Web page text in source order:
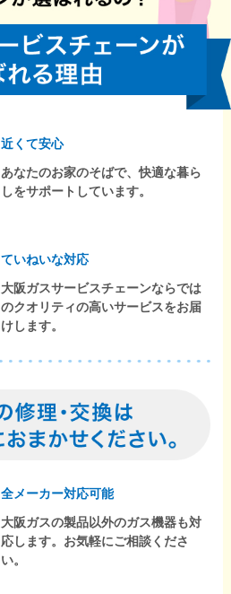
近くて安心
あなたのお家のそばで、快適な暮ら
しをサポートしています。
ていねいな対応
大阪ガスサービスチェーンならでは
のクオリティの高いサービスをお届
けします。
全メーカー対応可能
大阪ガスの製品以外のガス機器も対
応します。お気軽にご相談くださ
い。